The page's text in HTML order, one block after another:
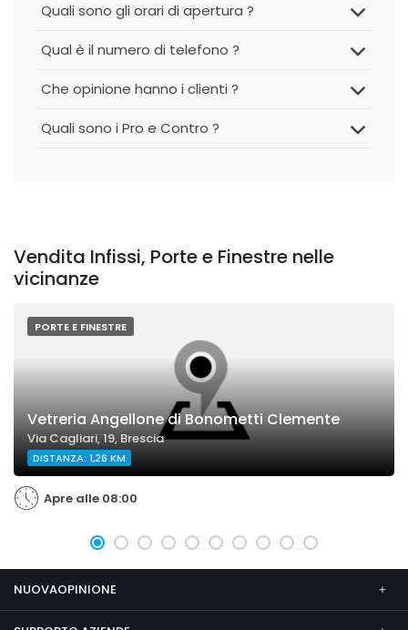
Quali sono gli orari di apertura ?
Qual è il numero di telefono ?
Che opinione hanno i clienti ?
Quali sono i Pro e Contro ?
Vendita Infissi, Porte e Finestre nelle
vicinanze
PORTE E FINESTRE
Vetreria Angellone di Bonometti Clemente
Via Cagliari, 19, Brescia
DISTANZA: 1,26 KM
Apre alle 08:00
NUOVAOPINIONE